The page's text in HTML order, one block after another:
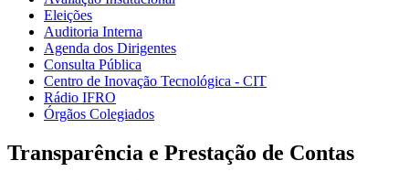
Eleições
Auditoria Interna
Agenda dos Dirigentes
Consulta Pública
Centro de Inovação Tecnológica - CIT
Rádio IFRO
Órgãos Colegiados
Transparência e Prestação de Contas